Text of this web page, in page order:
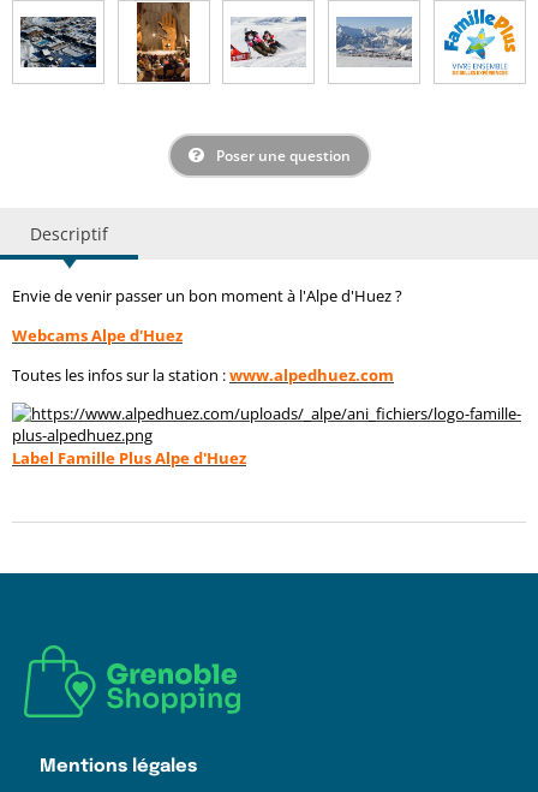
Poser une question
Descriptif
Envie de venir passer un bon moment à l'Alpe d'Huez ?
Webcams Alpe d'Huez
Toutes les infos sur la station :www.alpedhuez.com
Label Famille Plus Alpe d'Huez
Mentions légales